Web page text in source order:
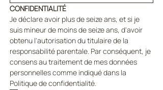
CONFIDENTIALITÉ
Je déclare avoir plus de seize ans, et si je
suis mineur de moins de seize ans, d'avoir
obtenu l'autorisation du titulaire de la
responsabilité parentale. Par conséquent, je
consens au traitement de mes données
personnelles comme indiqué dans la
Politique de confidentialité.